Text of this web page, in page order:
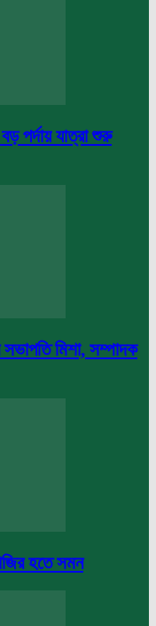
পর্দায় যাত্রা শুরু
সভাপতি মিশা, সম্পাদক
হতে সমন